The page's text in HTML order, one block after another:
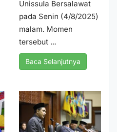
Unissula Bersalawat
pada Senin (4/8/2025)
malam. Momen
tersebut ...
Baca Selanjutnya